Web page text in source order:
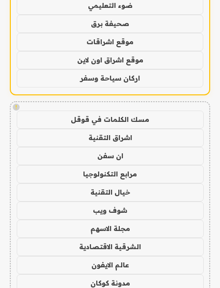
ضوء التعليمي
صحيفة برق
موقع اشراقات
موقع اشراق اون لاين
اركان سياحة وسفر
!
مسك الكلمات في قوقل
اشراق التقنية
ان سفن
مرابع التكنولوجيا
خيال التقنية
شوف ويب
مجلة الاسهم
الشرقية الاقتصادية
عالم الايفون
مدونة كوكان